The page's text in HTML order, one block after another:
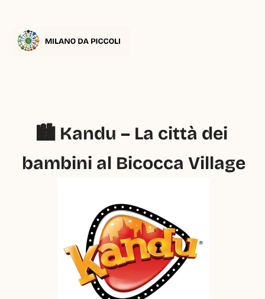
🏙️ Kandu – La città dei
bambini al Bicocca Village